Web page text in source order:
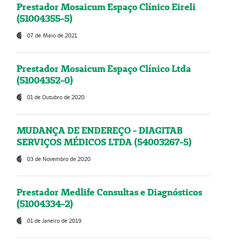
Prestador Mosaicum Espaço Clínico Eireli
(51004355-5)
07 de Maio de 2021
Prestador Mosaicum Espaço Clínico Ltda
(51004352-0)
01 de Outubro de 2020
MUDANÇA DE ENDEREÇO - DIAGITAB
SERVIÇOS MÉDICOS LTDA (54003267-5)
03 de Novembro de 2020
Prestador Medlife Consultas e Diagnósticos
(51004334-2)
01 de Janeiro de 2019